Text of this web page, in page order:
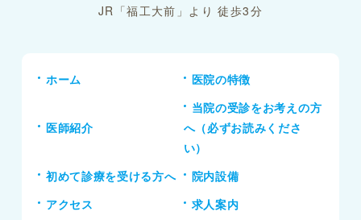
JR「福工大前」より 徒歩3分
ホーム 医院の特徴
医師紹介
当院の受診をお考えの方
へ（必ずお読みくださ
い）
初めて診療を受ける方へ
院内設備
アクセス
求人案内